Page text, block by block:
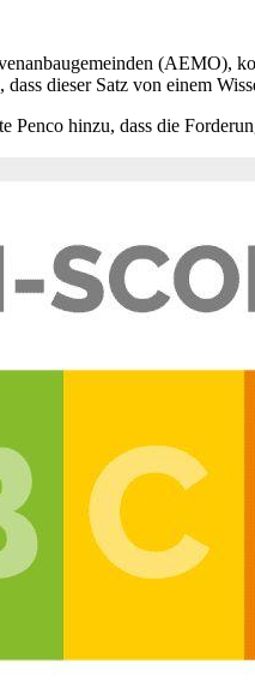
dieser Satz von einem
Penco hinzu, dass die